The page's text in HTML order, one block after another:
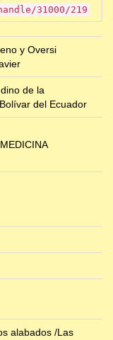
31000/219
y Oversi
de la
del Ecuador
alabados /Las